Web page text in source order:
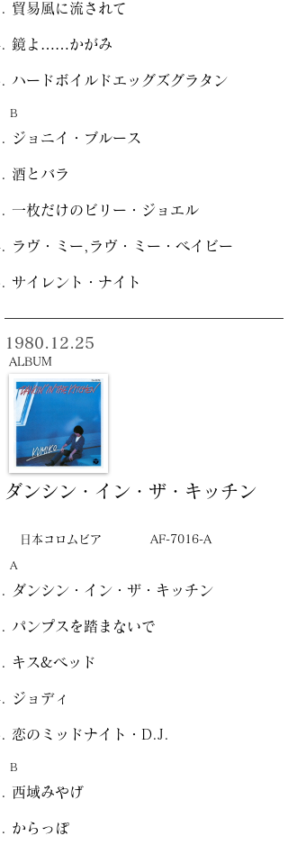
貿易風に流されて
鏡よ……かがみ
ハードボイルドエッグズグラタン
B
ジョニイ・ブルース
酒とバラ
一枚だけのビリー・ジョエル
ラヴ・ミー,ラヴ・ミー・ベイビー
サイレント・ナイト
ダンシン・イン・ザ・キッチン
1980.12.25
ALBUM
日本コロムビア AF-7016-A
A
ダンシン・イン・ザ・キッチン
パンプスを踏まないで
キス&ベッド
ジョディ
恋のミッドナイト・D.J.
B
西域みやげ
からっぽ